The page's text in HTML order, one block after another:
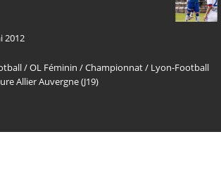
2012
/OL Féminin /Championnat/ Lyon-Football
Allier Auvergne (J19)